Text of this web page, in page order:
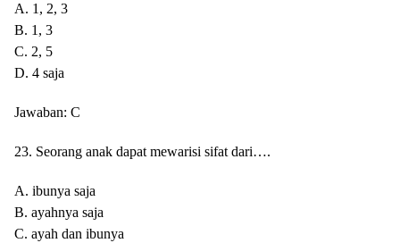
A. 1, 2, 3
B. 1, 3
C. 2, 5
D. 4 saja
Jawaban: C
23. Seorang anak dapat mewarisi sifat dari….
A. ibunya saja
B. ayahnya saja
C. ayah dan ibunya